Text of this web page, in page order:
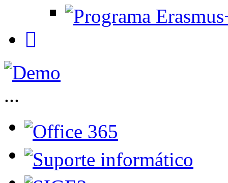
...